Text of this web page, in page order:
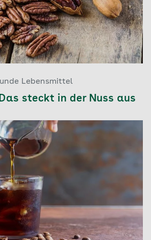
Lebensmittel
steckt in der Nuss aus